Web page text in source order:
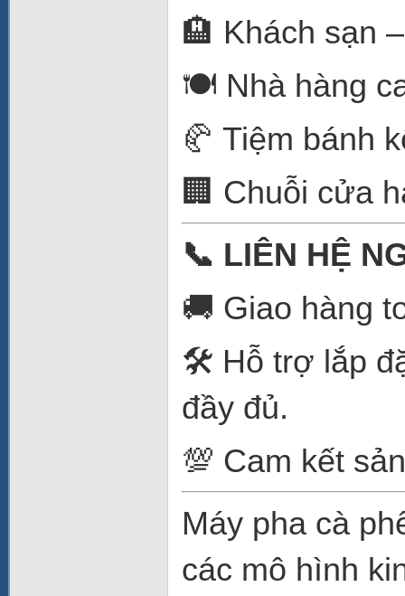
🏨 Khách sạn
🍽️ Nhà hàng
🥐 Tiệm bánh
🏢 Chuỗi cửa
📞 LIÊN HỆ
🚚 Giao hàng
🛠️ Hỗ trợ lắp
đầy đủ.
💯 Cam kết
Máy pha cà
các mô hình